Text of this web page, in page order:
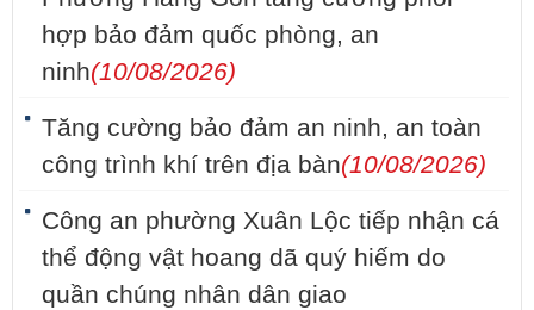
hợp bảo đảm quốc phòng, an
ninh(10/08/2026)
Tăng cường bảo đảm an ninh, an toàn
công trình khí trên địa bàn(10/08/2026)
Công an phường Xuân Lộc tiếp nhận cá
thể động vật hoang dã quý hiếm do
quần chúng nhân dân giao